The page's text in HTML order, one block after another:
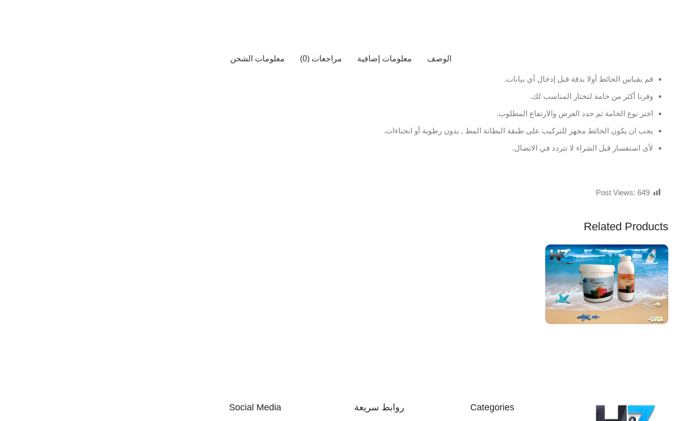
الوصف معلومات إضافية مراجعات (0) معلومات الشحن
قم بقياس الحائط أولا بدقة قبل إدخال أي بيانات.
وفرنا أكثر من خامة لتختار المناسب لك.
اختر نوع الخامة ثم حدد العرض والارتفاع المطلوب.
يجب ان يكون الحائط مجهز للتركيب على طبقة البطانة المط , بدون رطوبة أو انحناءات.
لأى استفسار قبل الشراء لا تتردد في الاتصال.
Post Views: 649
Related Products
Categories روابط سريعة Social Media